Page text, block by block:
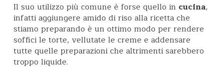
Il suo utilizzo più comune è forse quello in cucina,
infatti aggiungere amido di riso alla ricetta che
stiamo preparando è un ottimo modo per rendere
soffici le torte, vellutate le creme e addensare
tutte quelle preparazioni che altrimenti sarebbero
troppo liquide.